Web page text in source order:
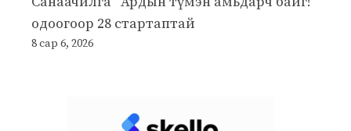
одоогоор 28 стартаптай
8 сар 6, 2026